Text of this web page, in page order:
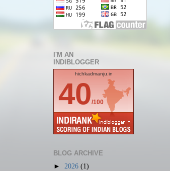
I'M AN
INDIBLOGGER
hichkadmanju.in
40/100
BLOG ARCHIVE
► 2026 (1)